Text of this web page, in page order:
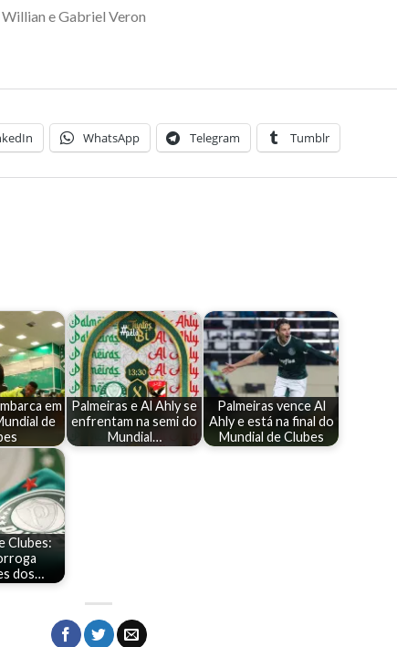
e Gabriel Veron
WhatsApp Telegram Tumblr
em
de
Palmeiras e Al Ahly se
enfrentam na semi do
Mundial…
Palmeiras vence Al
Ahly e está na final do
Mundial de Clubes
Clubes:
dos…